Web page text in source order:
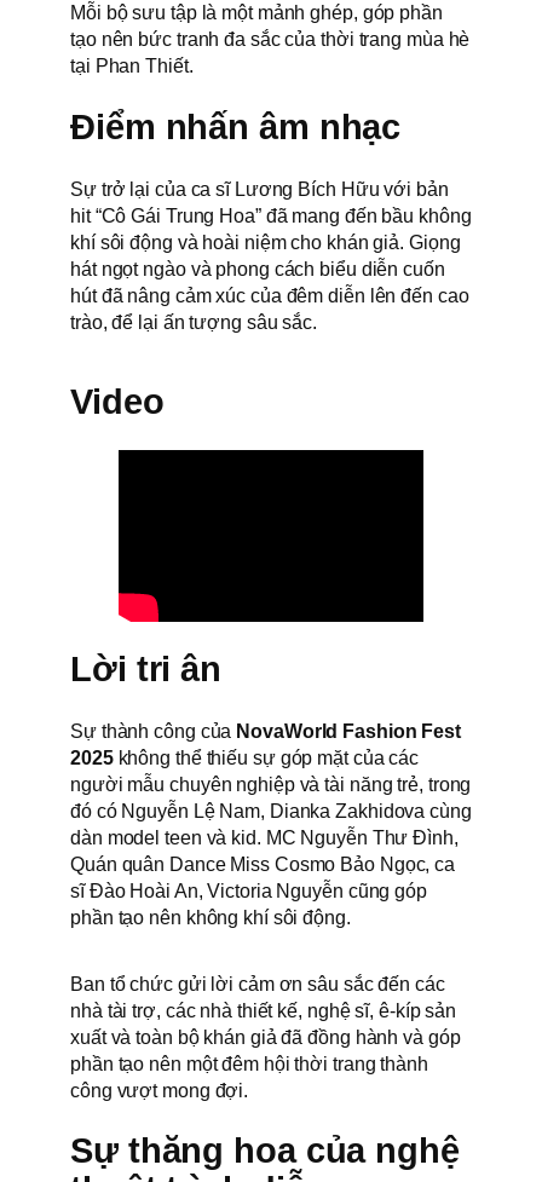
Mỗi bộ sưu tập là một mảnh ghép, góp phần
tạo nên bức tranh đa sắc của thời trang mùa hè
tại Phan Thiết.
Điểm nhấn âm nhạc
Sự trở lại của ca sĩ Lương Bích Hữu với bản
hit “Cô Gái Trung Hoa” đã mang đến bầu không
khí sôi động và hoài niệm cho khán giả. Giọng
hát ngọt ngào và phong cách biểu diễn cuốn
hút đã nâng cảm xúc của đêm diễn lên đến cao
trào, để lại ấn tượng sâu sắc.
Video
Lời tri ân
Sự thành công của NovaWorld Fashion Fest
2025không thể thiếu sự góp mặt của các
người mẫu chuyên nghiệp và tài năng trẻ, trong
đó có Nguyễn Lệ Nam, Dianka Zakhidova cùng
dàn model teen và kid. MC Nguyễn Thư Đình,
Quán quân Dance Miss Cosmo Bảo Ngọc, ca
sĩ Đào Hoài An, Victoria Nguyễn cũng góp
phần tạo nên không khí sôi động.
Ban tổ chức gửi lời cảm ơn sâu sắc đến các
nhà tài trợ, các nhà thiết kế, nghệ sĩ, ê-kíp sản
xuất và toàn bộ khán giả đã đồng hành và góp
phần tạo nên một đêm hội thời trang thành
công vượt mong đợi.
Sự thăng hoa của nghệ